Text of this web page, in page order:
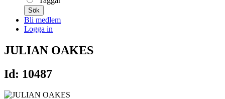
Sök
Bli medlem
Logga in
JULIAN OAKES
Id: 10487